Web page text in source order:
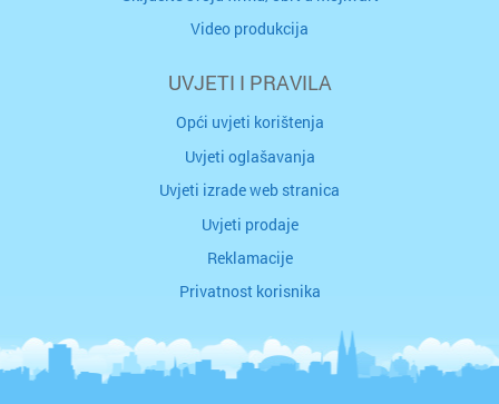
Video produkcija
UVJETI I PRAVILA
Opći uvjeti korištenja
Uvjeti oglašavanja
Uvjeti izrade web stranica
Uvjeti prodaje
Reklamacije
Privatnost korisnika